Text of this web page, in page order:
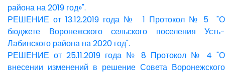
района на 2019 год»".
РЕШЕНИЕ от 13.12.2019 года № 1 Протокол № 5 "О
бюджете Воронежского сельского поселения Усть-
Лабинского района на 2020 год".
РЕШЕНИЕ от 25.11.2019 года № 8 Протокол № 4 "О
внесении изменений в решение Совета Воронежского